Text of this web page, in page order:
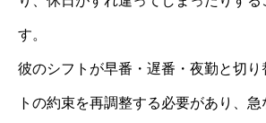
す。
彼のシフトが早番・遅番・夜勤と切り
トの約束を再調整する必要があり、